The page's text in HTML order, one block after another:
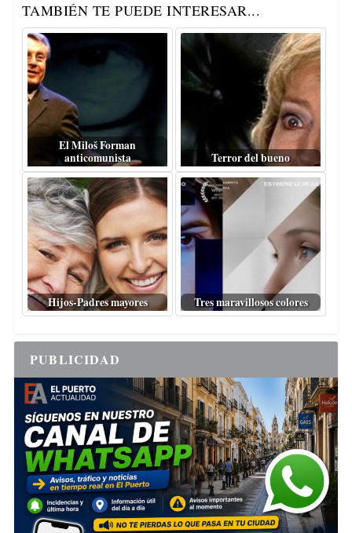
TAMBIÉN TE PUEDE INTERESAR...
El Miloš Forman
anticomunista
Terror del bueno
Hijos-Padres mayores Tres maravillosos colores
PUBLICIDAD